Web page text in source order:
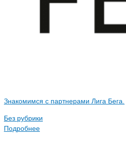
Знакомимся с партнерами Лига Бега.
Без рубрики
Подробнее